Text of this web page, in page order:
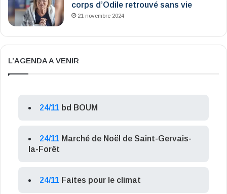
corps d’Odile retrouvé sans vie
21 novembre 2024
L’AGENDA A VENIR
24/11 bd BOUM
24/11 Marché de Noël de Saint-Gervais-
la-Forêt
24/11 Faites pour le climat